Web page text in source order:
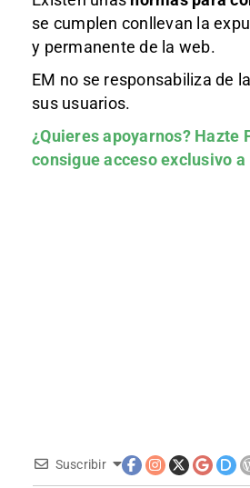
se cumplen conllevan la
y permanente de la web.
EM no se responsabiliza de
sus usuarios.
¿Quieres apoyarnos? Hazte
consigue acceso exclusivo
Suscribir